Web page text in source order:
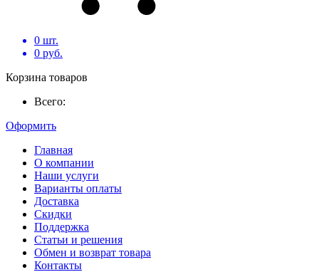
0 шт.
0 руб.
Корзина товаров
Всего:
Оформить
Главная
О компании
Наши услуги
Варианты оплаты
Доставка
Скидки
Поддержка
Статьи и решения
Обмен и возврат товара
Контакты